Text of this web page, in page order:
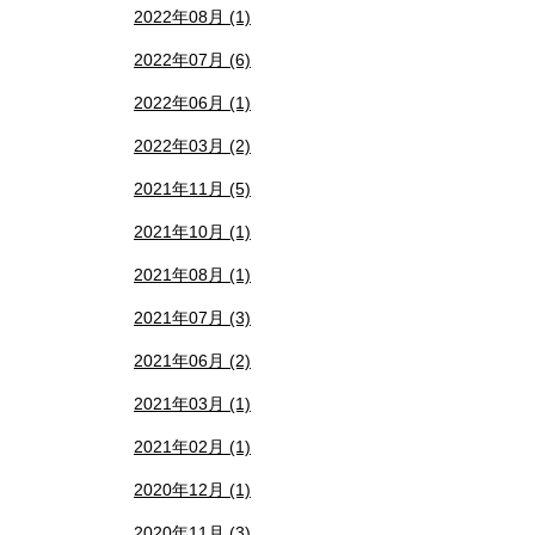
2022年08月 (1)
2022年07月 (6)
2022年06月 (1)
2022年03月 (2)
2021年11月 (5)
2021年10月 (1)
2021年08月 (1)
2021年07月 (3)
2021年06月 (2)
2021年03月 (1)
2021年02月 (1)
2020年12月 (1)